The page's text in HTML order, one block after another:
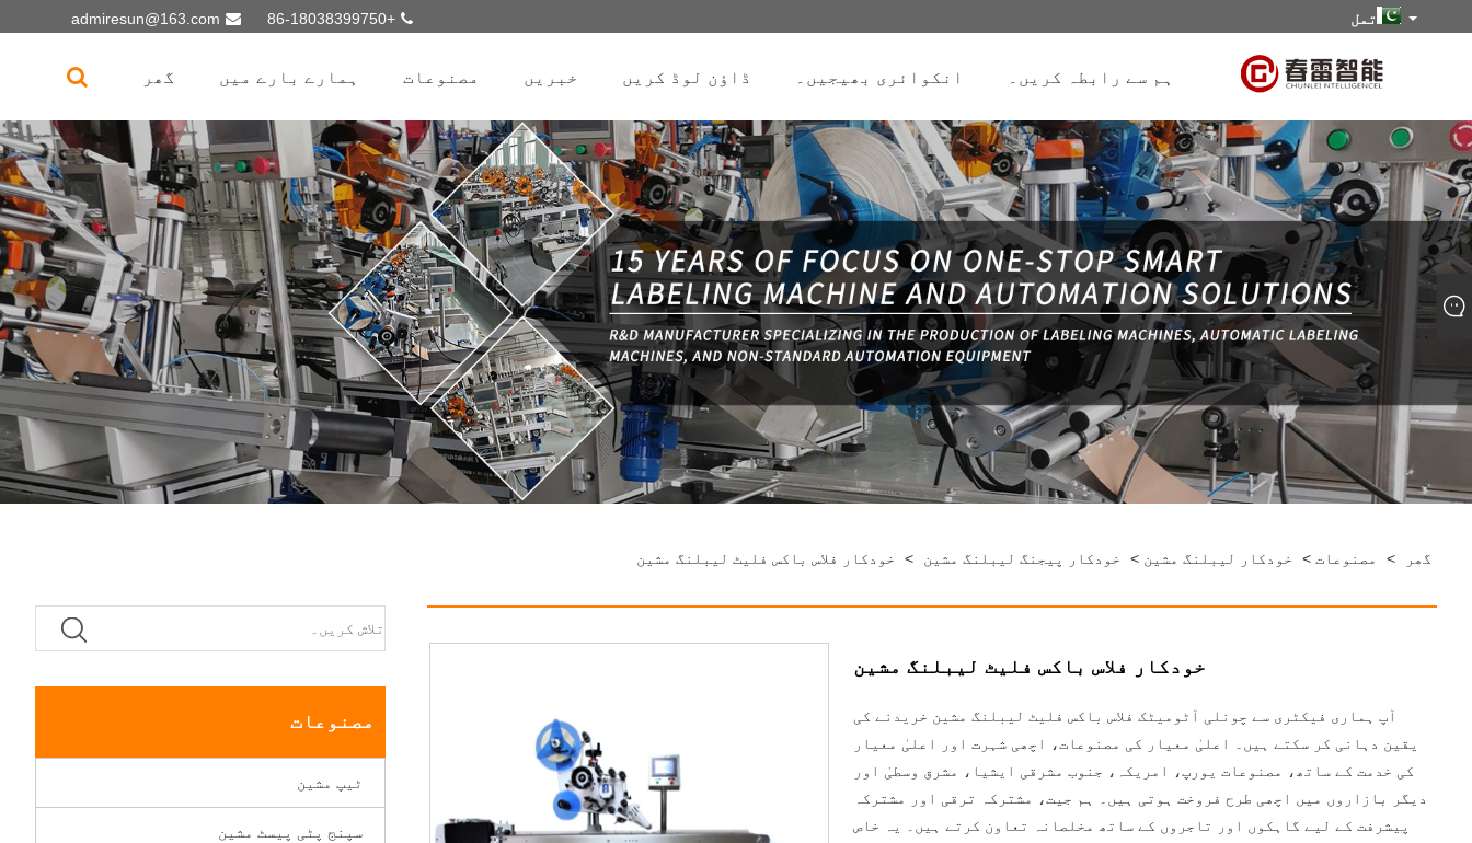
+86-18038399750
admiresun@163.com تمل
گھر ہمارے بارے میں مصنوعات خبریں ڈاؤن لوڈ کریں انکوائری بھیجیں۔ ہم سے رابطہ کریں۔
گھر > مصنوعات > خودکار لیبلنگ مشین > خودکار پیجنگ لیبلنگ مشین > خودکار فلاس باکس فلیٹ لیبلنگ مشین
مصنوعات
ٹیپ مشین
سپنج پٹی پیسٹ مشین
خودکار فلاس باکس فلیٹ لیبلنگ مشین
آپ ہماری فیکٹری سے چونلی آٹومیٹک فلاس باکس فلیٹ لیبلنگ مشین خریدنے کی
یقین دہانی کر سکتے ہیں۔ اعلیٰ معیار کی مصنوعات، اچھی شہرت اور اعلیٰ معیار
کی خدمت کے ساتھ، مصنوعات یورپ، امریکہ، جنوب مشرقی ایشیا، مشرق وسطیٰ اور
دیگر بازاروں میں اچھی طرح فروخت ہوتی ہیں۔ ہم جیت، مشترکہ ترقی اور مشترکہ
پیشرفت کے لیے گاہکوں اور تاجروں کے ساتھ مخلصانہ تعاون کرتے ہیں۔ یہ خاص